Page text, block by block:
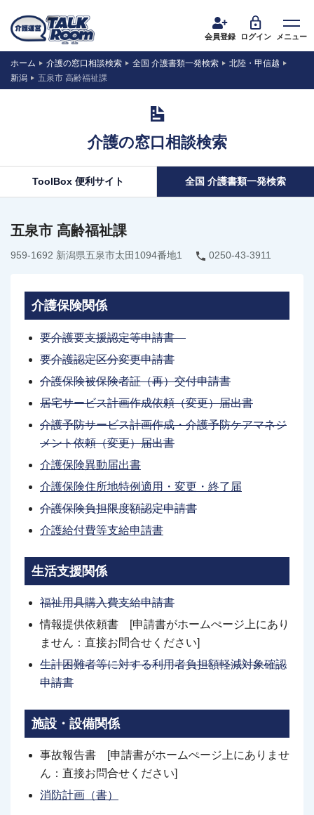
会員登録 ログイン メニュー
ホーム 介護の窓口相談検索 全国 介護書類一発検索
北陸・甲信越
新潟
五泉市 高齢福祉課
介護の窓口相談検索
ToolBox 便利サイト 全国 介護書類一発検索
五泉市 高齢福祉課
959-1692 新潟県五泉市太田1094番地1 0250-43-3911
介護保険関係
要介護要支援認定等申請書
要介護認定区分変更申請書
介護保険被保険者証（再）交付申請書
居宅サービス計画作成依頼（変更）届出書
介護予防サービス計画作成・介護予防ケアマネジ
メント依頼（変更）届出書
介護保険異動届出書
介護保険住所地特例適用・変更・終了届
介護保険負担限度額認定申請書
介護給付費等支給申請書
生活支援関係
福祉用具購入費支給申請書
情報提供依頼書 [申請書がホームぺージ上にあり
ません：直接お問合せください]
生計困難者等に対する利用者負担額軽減対象確認
申請書
施設・設備関係
事故報告書 [申請書がホームぺージ上にありませ
ん：直接お問合せください]
消防計画（書）